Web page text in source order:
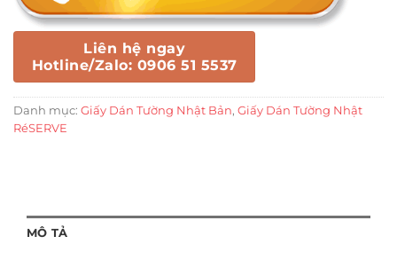
Liên hệ ngay
Hotline/Zalo: 0906 51 5537
Danh mục: Giấy Dán Tường Nhật Bản, Giấy Dán Tường Nhật
RéSERVE
MÔ TẢ